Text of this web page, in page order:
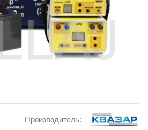
Производитель: